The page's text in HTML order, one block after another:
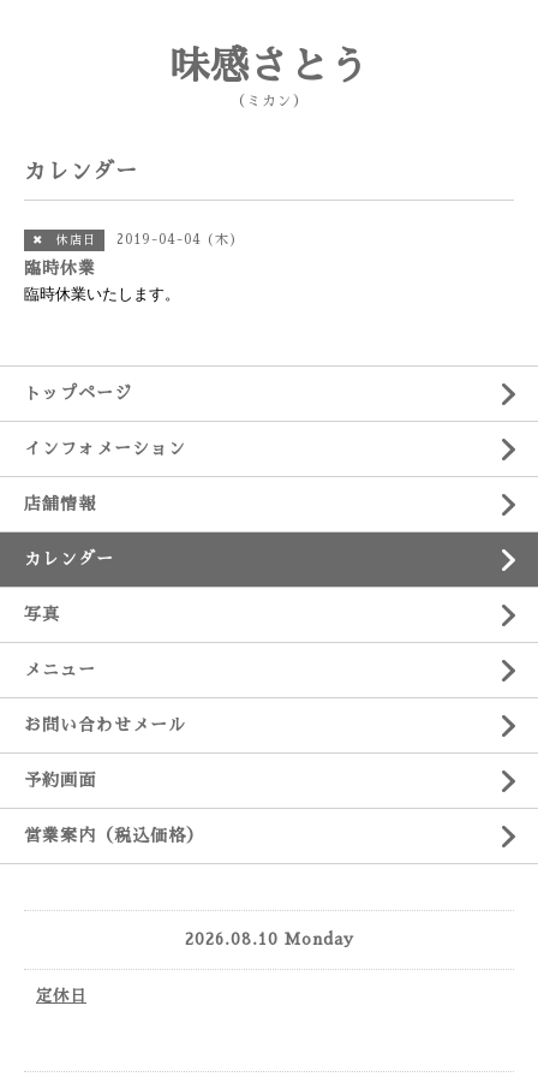
味感さとう
（ミカン）
カレンダー
✖ 休店日 2019-04-04 (木)
臨時休業
臨時休業いたします。
トップページ
インフォメーション
店舗情報
カレンダー
写真
メニュー
お問い合わせメール
予約画面
営業案内（税込価格）
2026.08.10 Monday
定休日